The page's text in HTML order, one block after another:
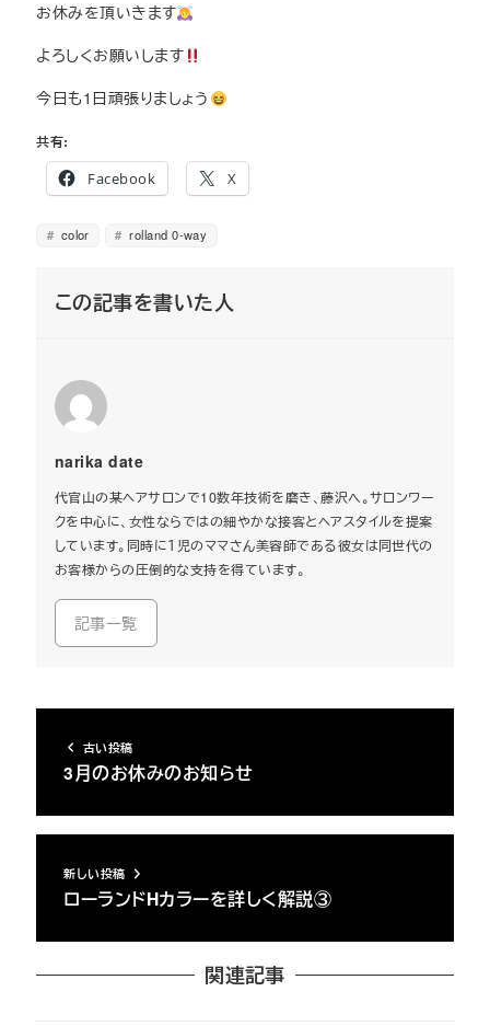
お休みを頂いきます
よろしくお願いします
今日も1日頑張りましょう
共有:
Facebook
X
color rolland 0-way
この記事を書いた人
narika date
代官山の某ヘアサロンで10数年技術を磨き、藤沢へ。サロンワー
クを中心に、女性ならではの細やかな接客とヘアスタイルを提案
しています。同時に１児のママさん美容師である彼女は同世代の
お客様からの圧倒的な支持を得ています。
記事一覧
古い投稿
3月のお休みのお知らせ
新しい投稿
ローランドHカラーを詳しく解説③
関連記事